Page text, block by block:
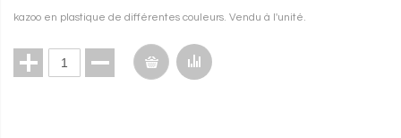
kazoo en plastique de différentes couleurs. Vendu à l'unité.